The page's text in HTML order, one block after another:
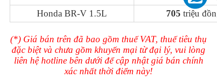
Honda BR-V 1.5L
705 triệu
(*) Giá bán trên đã bao gồm thuế VAT, thuế tiêu thụ
đặc biệt và chưa gồm khuyến mại từ đại lý, vui lòng
liên hệ hotline bên dưới để cập nhật giá bán chính
xác nhất thời điểm này!